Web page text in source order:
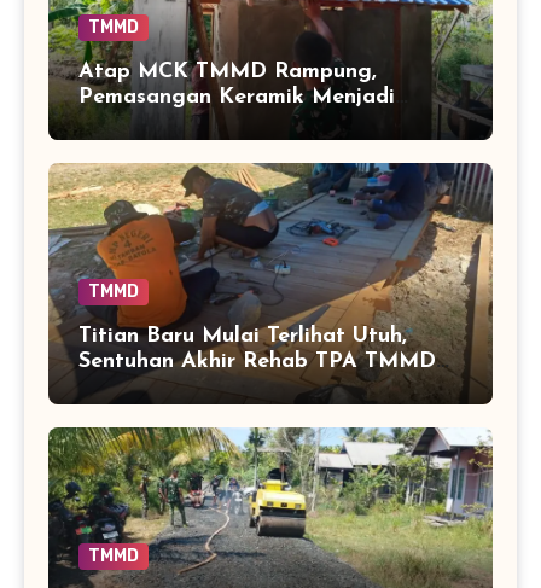
TMMD
Atap MCK TMMD Rampung,
Pemasangan Keramik Menjadi
Sentuhan Akhir Fasilitas Sanitasi di
Tamban Bangun
TMMD
Titian Baru Mulai Terlihat Utuh,
Sentuhan Akhir Rehab TPA TMMD
Perkuat Akses Warga di Tamban
Bangun
TMMD